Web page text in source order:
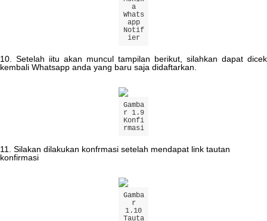
a
Whats
app
Notif
ier
10 Setelah iitu akan muncul tampilan berikut silahkan dapat dicek
kembali Whatsapp anda yang baru saja didaftarkan
Gamba
r
1.9
Konfi
rmasi
11 Silakan dilakukan konfrmasi setelah mendapat link tautan
konfirmasi
Gamba
r
1 . 10
Tauta